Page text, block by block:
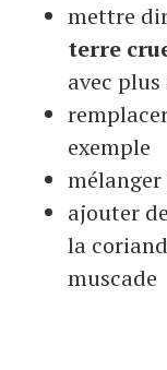
mettre
terre
avec
exemple
ajouter
la
muscade